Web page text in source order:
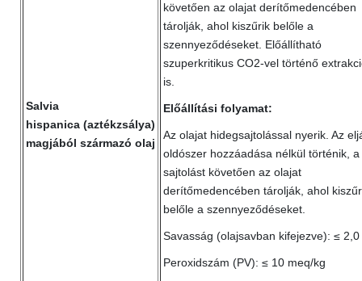
Salvia
hispanica (aztékzsálya)
magjából származó olaj
követően az olajat derítőmedencében
tárolják, ahol kiszűrik belőle a
szennyeződéseket. Előállítható
szuperkritikus CO2-vel történő
is.
Előállítási folyamat:
Az olajat hidegsajtolással nyerik. Az
oldószer hozzáadása nélkül történik, a
sajtolást követően az olajat
derítőmedencében tárolják, ahol
belőle a szennyeződéseket.
Savasság (olajsavban kifejezve): ≤ 2,0
Peroxidszám (PV): ≤ 10 meq/kg